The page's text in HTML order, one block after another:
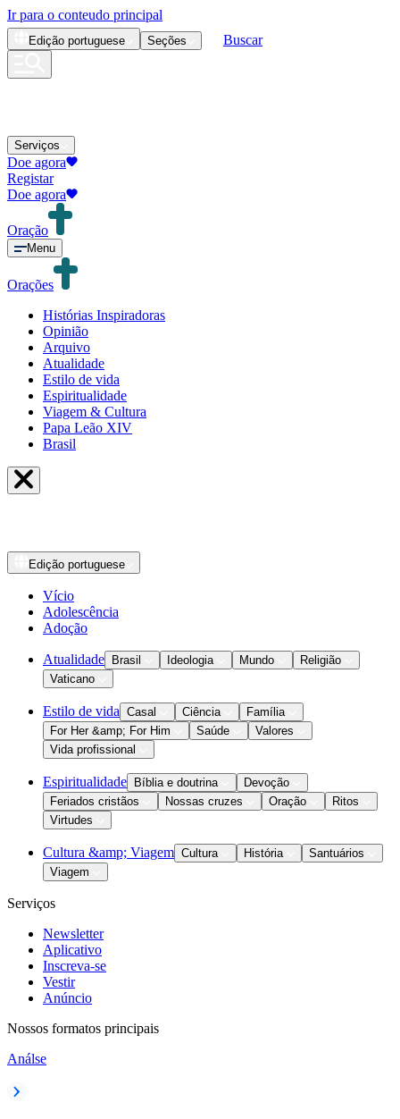
Ir para o conteudo principal
Edição portuguese Seções Buscar
Serviços
Doe agora
Registar
Doe agora
Oração
Menu
Orações
Histórias Inspiradoras
Opinião
Arquivo
Atualidade
Estilo de vida
Espiritualidade
Viagem & Cultura
Papa Leão XIV
Brasil
Edição portuguese
Vício
Adolescência
Adoção
Atualidade Brasil Ideologia Mundo
Religião
Vaticano
Estilo de vida Casal Ciência
Família
For Her &amp; For Him
Saúde
Valores
Vida profissional
Espiritualidade Bíblia e doutrina
Devoção
Feriados cristãos
Nossas cruzes Oração
Ritos
Virtudes
Cultura &amp; Viagem Cultura História
Santuários
Viagem
Serviços
Newsletter
Aplicativo
Inscreva-se
Vestir
Anúncio
Nossos formatos principais
Análse